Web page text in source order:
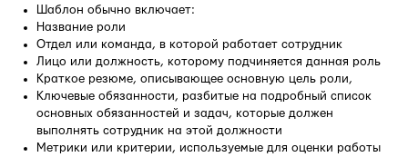
Шаблон обычно включает:
Название роли
Отдел или команда, в которой работает сотрудник
Лицо или должность, которому подчиняется данная роль
Краткое резюме, описывающее основную цель роли,
Ключевые обязанности, разбитые на подробный список
основных обязанностей и задач, которые должен
выполнять сотрудник на этой должности
Метрики или критерии, используемые для оценки работы